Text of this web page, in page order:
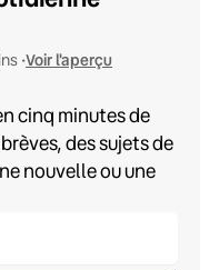
•Voir l'aperçu
cinq minutes de
des sujets de
nouvelle ou une